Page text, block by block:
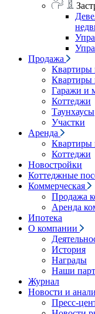
Продажа
Квартиры
Квартиры
Гаражи и
Коттеджи
Таунхаусы
Участки
Аренда
Квартиры
Коттеджи
Новостройки
Коттеджные
Коммерческая
Продажа
Аренда
Ипотека
О компании
История
Награды
Наши
Журнал
Новости и
Пресс-